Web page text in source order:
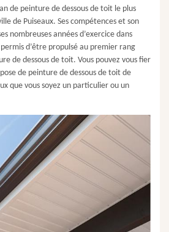
de peinture de dessous de toit le plus
de Puiseaux. Ses compétences et son
nombreuses années d’exercice dans
d’être propulsé au premier rang
de dessous de toit. Vous pouvez vous fier
de peinture de dessous de toit de
que vous soyez un particulier ou un